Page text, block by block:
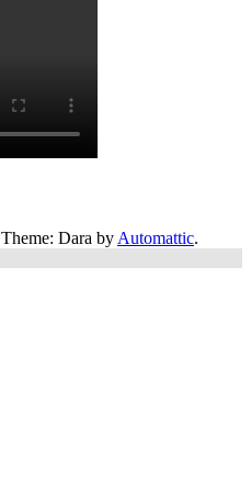
Theme: Dara by Automattic.